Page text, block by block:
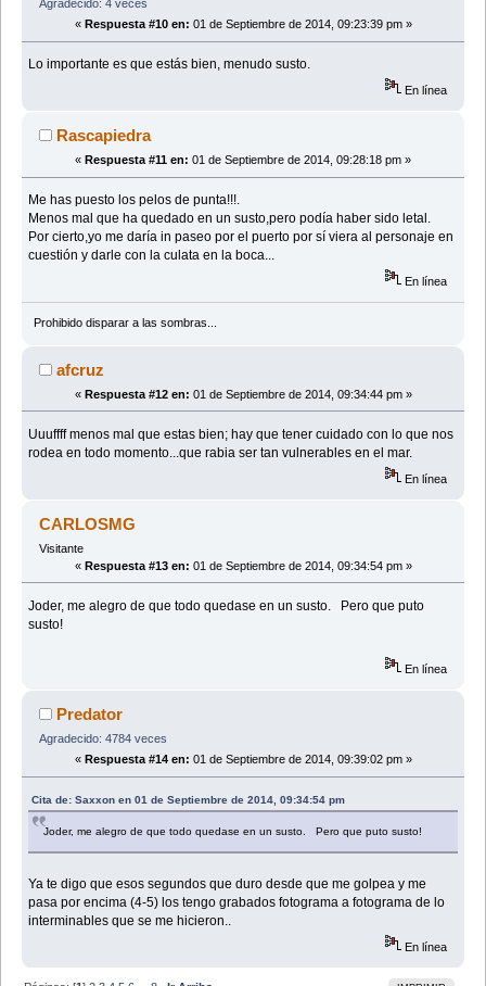
Agradecido: 4 veces
« Respuesta #10 en: 01 de Septiembre de 2014, 09:23:39 pm »
Lo importante es que estás bien, menudo susto.
En línea
Rascapiedra
« Respuesta #11 en: 01 de Septiembre de 2014, 09:28:18 pm »
Me has puesto los pelos de punta!!!.
Menos mal que ha quedado en un susto,pero podía haber sido letal.
Por cierto,yo me daría in paseo por el puerto por sí viera al personaje en
cuestión y darle con la culata en la boca...
En línea
Prohibido disparar a las sombras...
afcruz
« Respuesta #12 en: 01 de Septiembre de 2014, 09:34:44 pm »
Uuuffff menos mal que estas bien; hay que tener cuidado con lo que nos
rodea en todo momento...que rabia ser tan vulnerables en el mar.
En línea
CARLOSMG
Visitante
« Respuesta #13 en: 01 de Septiembre de 2014, 09:34:54 pm »
Joder, me alegro de que todo quedase en un susto. Pero que puto
susto!
En línea
Predator
Agradecido: 4784 veces
« Respuesta #14 en: 01 de Septiembre de 2014, 09:39:02 pm »
Cita de: Saxxon en 01 de Septiembre de 2014, 09:34:54 pm
Joder, me alegro de que todo quedase en un susto. Pero que puto susto!
Ya te digo que esos segundos que duro desde que me golpea y me
pasa por encima (4-5) los tengo grabados fotograma a fotograma de lo
interminables que se me hicieron..
En línea